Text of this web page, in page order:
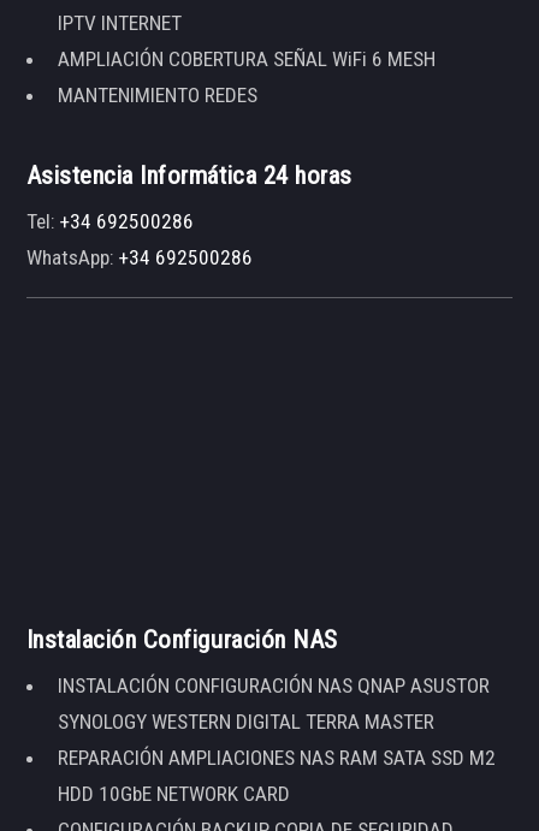
IPTV INTERNET
AMPLIACIÓN COBERTURA SEÑAL WiFi 6 MESH
MANTENIMIENTO REDES
Asistencia Informática 24 horas
Tel:+34 692500286
WhatsApp:+34 692500286
Instalación Configuración NAS
INSTALACIÓN CONFIGURACIÓN NAS QNAP ASUSTOR
SYNOLOGY WESTERN DIGITAL TERRA MASTER
REPARACIÓN AMPLIACIONES NAS RAM SATA SSD M2
HDD 10GbE NETWORK CARD